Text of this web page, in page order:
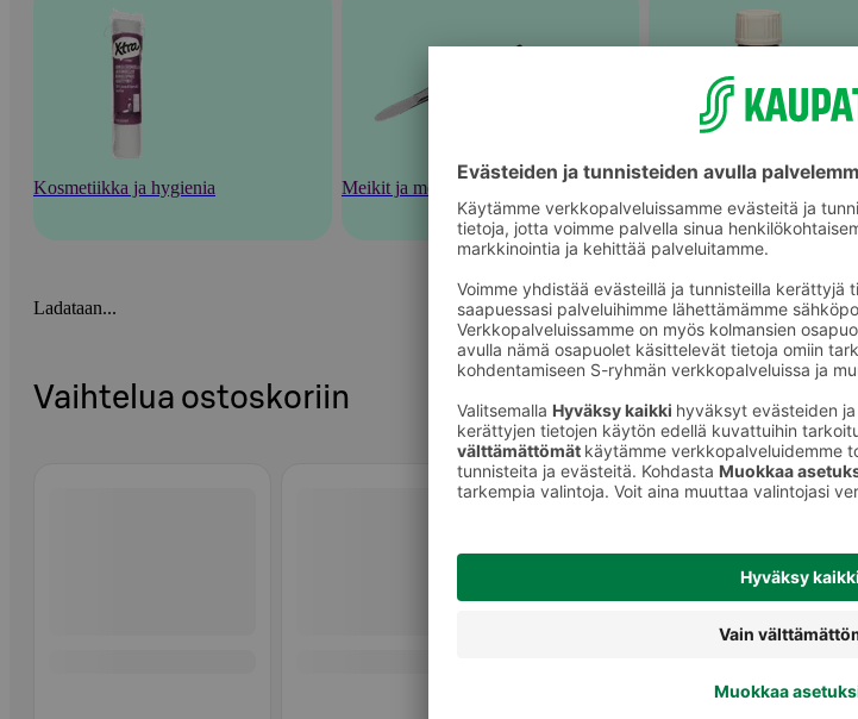
Kosmetiikka ja hygienia Meikit ja meikkaustarvikkeet Ripsien ja kulmien kestovärit
Ladataan...
Vaihtelua ostoskoriin